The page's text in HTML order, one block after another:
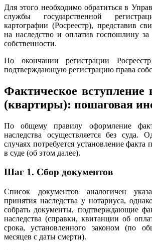
Для этого необходимо обратиться в
службы государственной
картографии (Росреестр), представив
на наследство и оплатив госпошлину за
собственности.
По окончании регистрации
подтверждающую регистрацию права
Фактическое вступление
(квартиры): пошаговая
По общему правилу оформление
наследства осуществляется без суда.
случаях потребуется установление факта
в суде (об этом далее).
Шаг 1. Сбор документов
Список документов аналогичен
принятия наследства у нотариуса,
собрать документы, подтверждающие
наследства (справки, квитанции об
срока, установленного законом (по
месяцев с даты смерти).